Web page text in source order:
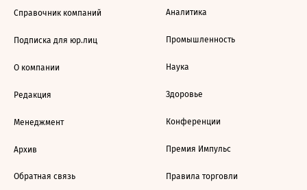
Справочник компаний
Подписка для юр.лиц
О компании
Редакция
Менеджмент
Архив
Обратная связь
Аналитика
Промышленность
Наука
Здоровье
Конференции
Премия Импульс
Правила торговли